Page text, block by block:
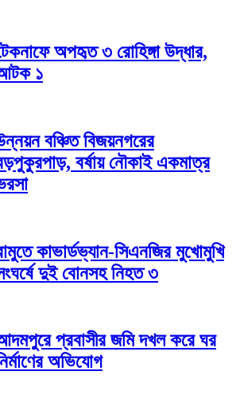
অপহৃত ৩ রোহিঙ্গা উদ্ধার,
১
বঞ্চিত বিজয়নগরের
বর্ষায় নৌকাই একমাত্র
কাভার্ডভ্যান-সিএনজির মুখোমুখি
দুই বোনসহ নিহত ৩
প্রবাসীর জমি দখল করে ঘর
অভিযোগ